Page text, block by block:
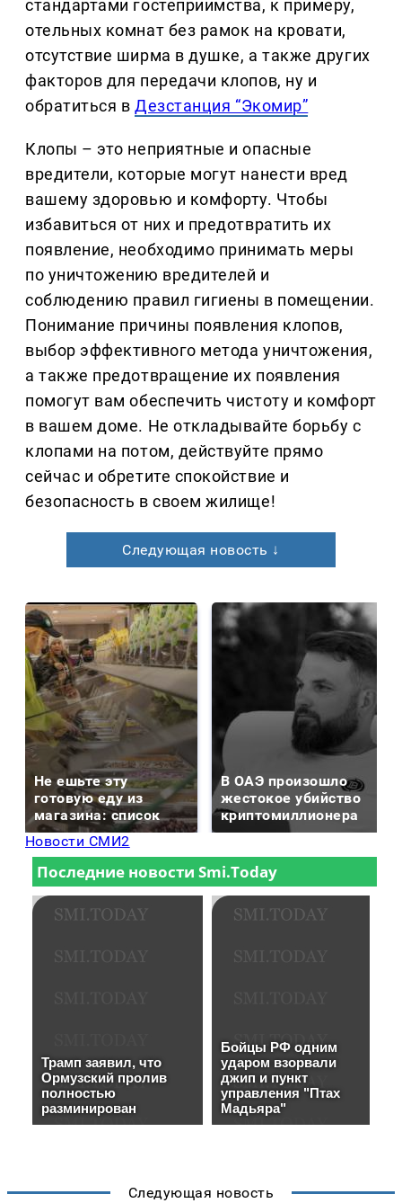
стандартами гостеприимства, к примеру,
отельных комнат без рамок на кровати,
отсутствие ширма в душке, а также других
факторов для передачи клопов, ну и
обратиться вДезстанция “Экомир”
Клопы – это неприятные и опасные
вредители, которые могут нанести вред
вашему здоровью и комфорту. Чтобы
избавиться от них и предотвратить их
появление, необходимо принимать меры
по уничтожению вредителей и
соблюдению правил гигиены в помещении.
Понимание причины появления клопов,
выбор эффективного метода уничтожения,
а также предотвращение их появления
помогут вам обеспечить чистоту и комфорт
в вашем доме. Не откладывайте борьбу с
клопами на потом, действуйте прямо
сейчас и обретите спокойствие и
безопасность в своем жилище!
Следующая новость ↓
Не ешьте эту
готовую еду из
магазина: список
В ОАЭ произошло
жестокое убийство
криптомиллионера
Новости СМИ2
Следующая новость